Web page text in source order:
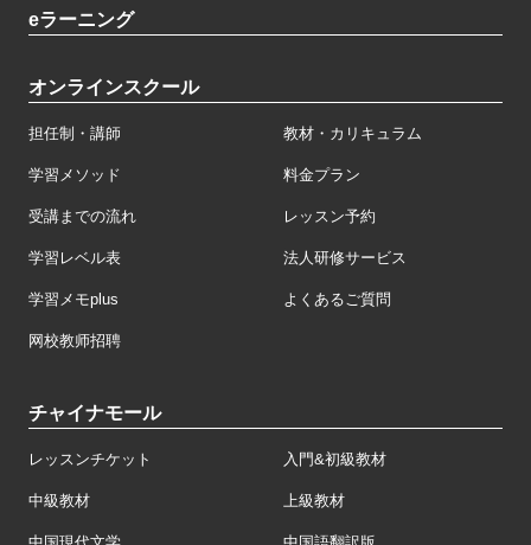
eラーニング
オンラインスクール
担任制・講師 教材・カリキュラム
学習メソッド 料金プラン
受講までの流れ レッスン予約
学習レベル表 法人研修サービス
学習メモplus よくあるご質問
网校教师招聘
チャイナモール
レッスンチケット 入門&初級教材
中級教材 上級教材